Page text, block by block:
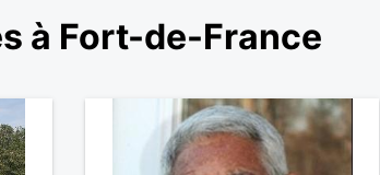
à Fort-de-France